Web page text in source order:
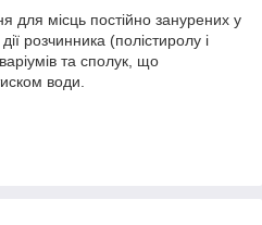
для місць постійно занурених у
розчинника (полістиролу і
та сполук, що
води.